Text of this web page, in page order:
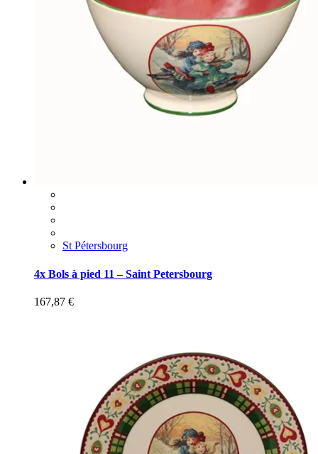
St Pétersbourg
4x Bols à pied 11 – Saint Petersbourg
167,87 €